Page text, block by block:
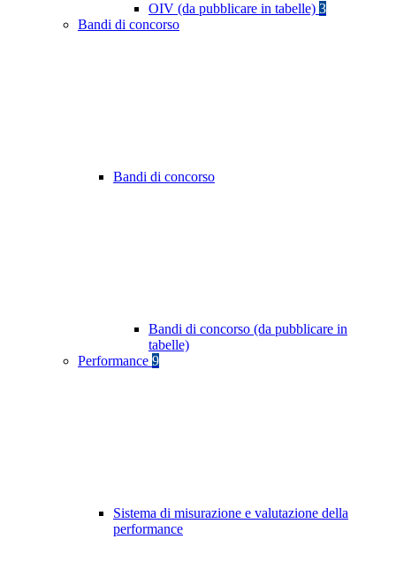
OIV (da pubblicare in tabelle) 3
Bandi di concorso
Bandi di concorso
Bandi di concorso (da pubblicare in
tabelle)
Performance 9
Sistema di misurazione e valutazione della
performance